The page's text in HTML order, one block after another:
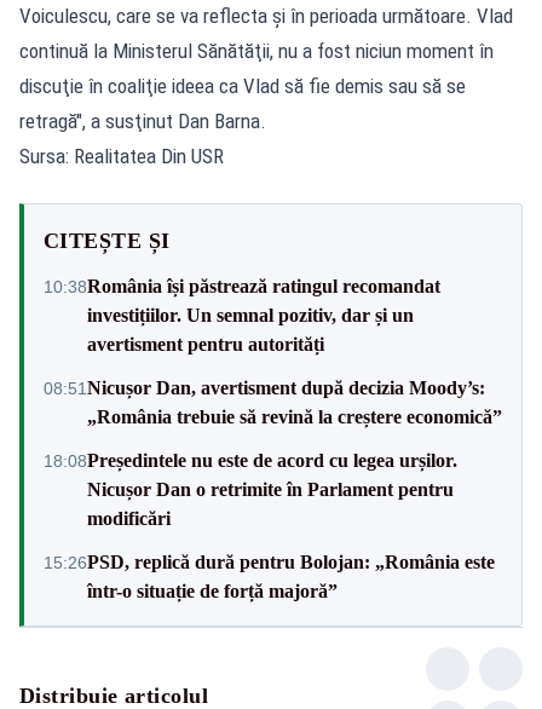
Voiculescu, care se va reflecta şi în perioada următoare. Vlad
continuă la Ministerul Sănătăţii, nu a fost niciun moment în
discuţie în coaliţie ideea ca Vlad să fie demis sau să se
retragă", a susţinut Dan Barna.
Sursa: Realitatea Din USR
CITEȘTE ȘI
10:38România își păstrează ratingul recomandat
investițiilor. Un semnal pozitiv, dar și un
avertisment pentru autorități
08:51Nicușor Dan, avertisment după decizia Moody’s:
„România trebuie să revină la creștere economică”
18:08Președintele nu este de acord cu legea urșilor.
Nicușor Dan o retrimite în Parlament pentru
modificări
15:26PSD, replică dură pentru Bolojan: „România este
într-o situație de forță majoră”
Distribuie articolul